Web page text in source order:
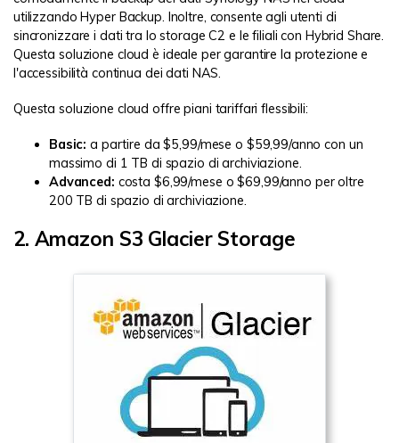
utilizzando Hyper Backup. Inoltre, consente agli utenti di
sincronizzare i dati tra lo storage C2 e le filiali con Hybrid Share.
Questa soluzione cloud è ideale per garantire la protezione e
l'accessibilità continua dei dati NAS.
Questa soluzione cloud offre piani tariffari flessibili:
Basic: a partire da $5,99/mese o $59,99/anno con un
massimo di 1 TB di spazio di archiviazione.
Advanced: costa $6,99/mese o $69,99/anno per oltre
200 TB di spazio di archiviazione.
2. Amazon S3 Glacier Storage